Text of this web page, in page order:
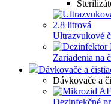
Ultrazvukové
Zariadenia na
Dávkovače a
Dávkovače a
Dezinfekčné